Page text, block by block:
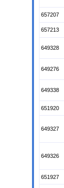
657207
657213
649328
649276
649338
651920
649327
649326
651927